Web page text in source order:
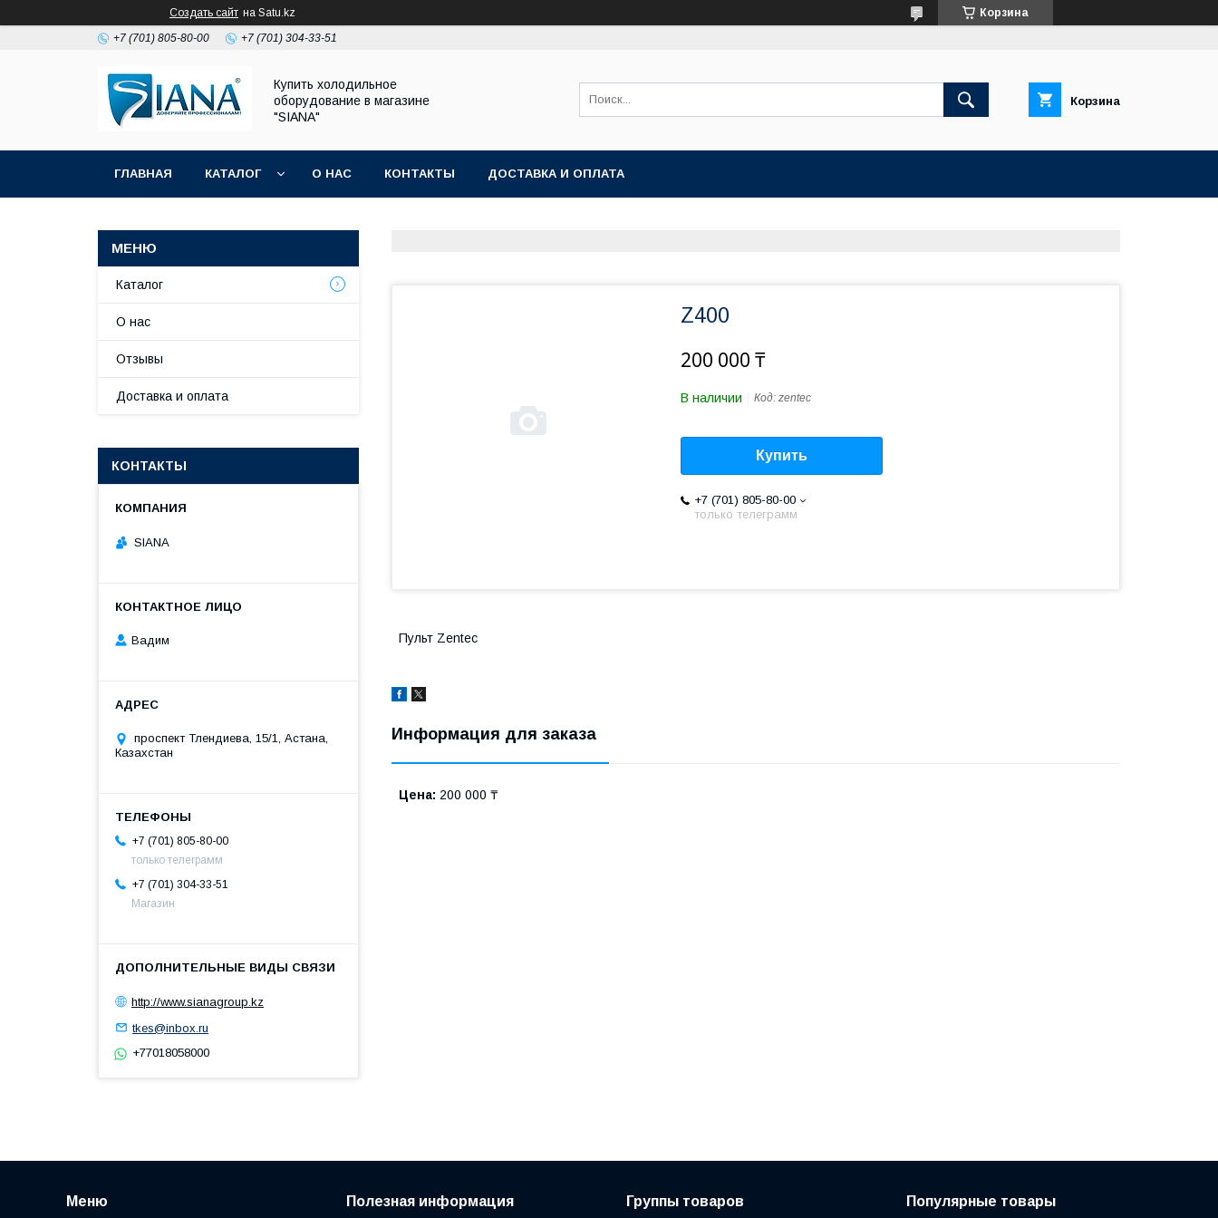
Создать сайт на Satu.kz Корзина
+7 (701) 805-80-00 +7 (701) 304-33-51
Купить холодильное
оборудование в магазине
"SIANA"
Корзина
ГЛАВНАЯ КАТАЛОГ О НАС КОНТАКТЫ ДОСТАВКА И ОПЛАТА
Z400
200 000 ₸
В наличии Код: zentec
Купить
+7 (701) 805-80-00
только телеграмм
Пульт Zentec
Информация для заказа
Цена: 200 000 ₸
Каталог
О нас
Отзывы
Доставка и оплата
КОНТАКТЫ
SIANA
Вадим
проспект Тлендиева, 15/1, Астана,
Казахстан
+7 (701) 805-80-00
только телеграмм
+7 (701) 304-33-51
Магазин
http://www.sianagroup.kz
tkes@inbox.ru
+77018058000
Меню Полезная информация Группы товаров Популярные товары